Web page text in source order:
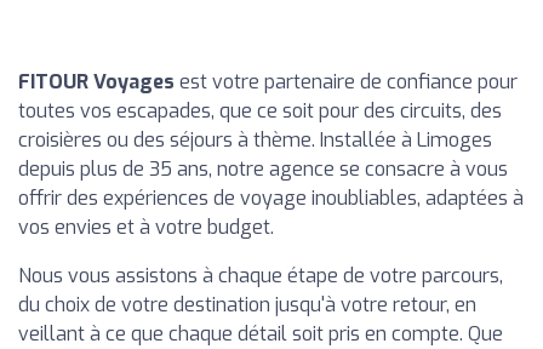
FITOUR Voyages est votre partenaire de confiance pour
toutes vos escapades, que ce soit pour des circuits, des
croisières ou des séjours à thème. Installée à Limoges
depuis plus de 35 ans, notre agence se consacre à vous
offrir des expériences de voyage inoubliables, adaptées à
vos envies et à votre budget.
Nous vous assistons à chaque étape de votre parcours,
du choix de votre destination jusqu'à votre retour, en
veillant à ce que chaque détail soit pris en compte. Que